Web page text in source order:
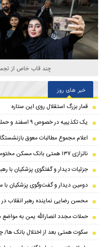
چند قاب خاص از
خبر های روز
قمار بزرگ استقلال روی این ستاره
یک تکذیبیه در خصوص ۹ اسفند و حمله به بیت رهبری
اعلام مجموع مطالبات معوق
ناترازی ۱۳۷ همتی بانک مسکن مختومه نشد
جزئیات دیدار و گفتگوی پزشکیان با
دومین دیدار و گفت‌وگوی پزشکیان
محسن رضایی نماینده رهبر انقلاب
حملات مجدد انصارالله یمن به
سکوت همتی بعد از اختلال بانک